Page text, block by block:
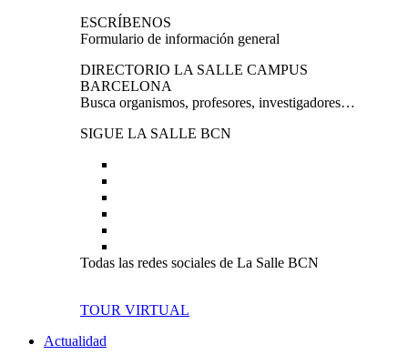
ESCRÍBENOS
Formulario de información general
DIRECTORIO LA SALLE CAMPUS
BARCELONA
Busca organismos, profesores, investigadores…
SIGUE LA SALLE BCN
Todas las redes sociales de La Salle BCN
TOUR VIRTUAL
Actualidad